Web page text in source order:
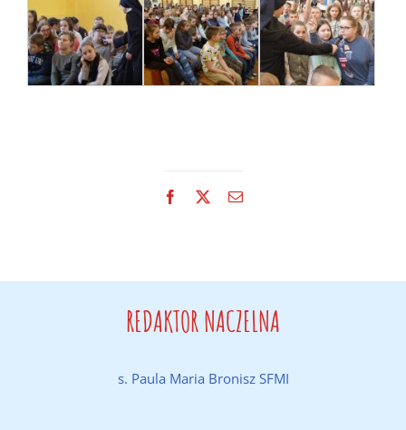
Facebook Email
REDAKTOR NACZELNA
s. Paula Maria Bronisz SFMI